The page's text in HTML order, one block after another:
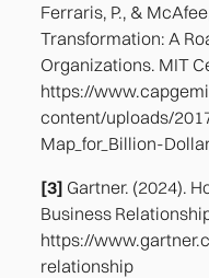
Ferraris, P., &
Transformation: A
Organizations. MIT
https://
content/uploads/
Map_for_Billion-
[3] Gartner. (2024).
Business
https://
relationship